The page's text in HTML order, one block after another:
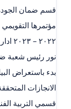
قسم ضمان الجودة
نور رئيس شعبة
بدء باستعراض
الانجازات
قسمي التربية